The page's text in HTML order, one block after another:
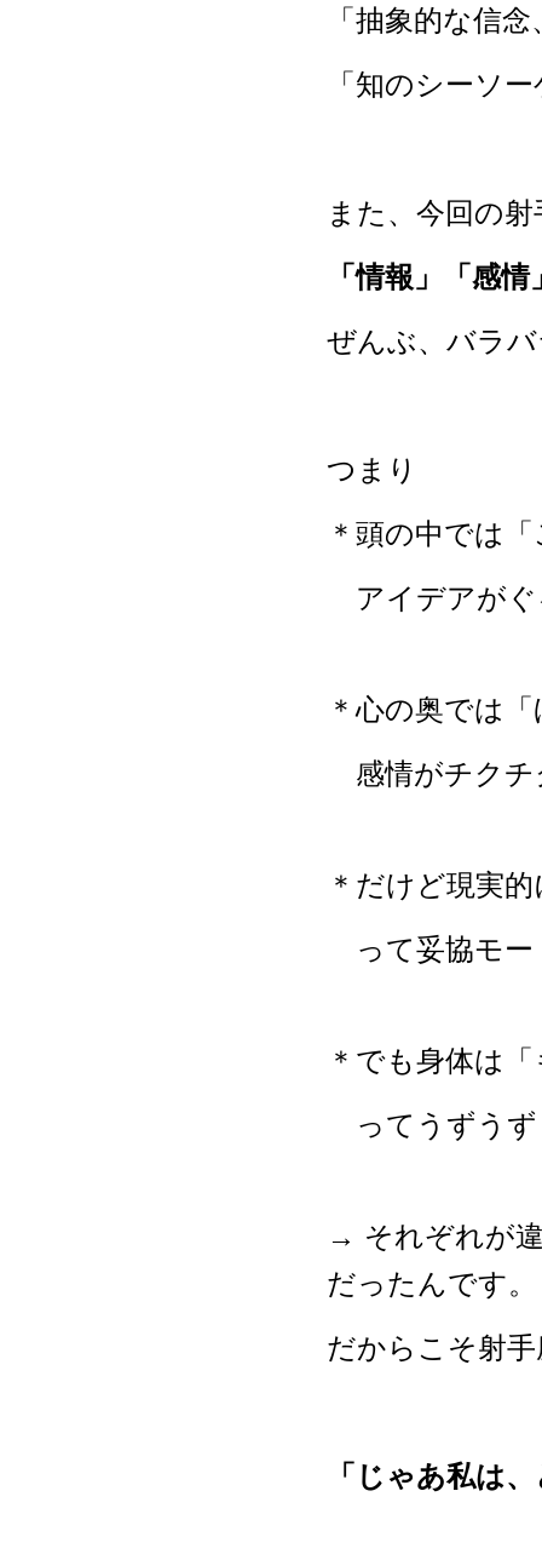
「抽象的な信
「知のシーソ
また、今回の
「情報」「感
ぜんぶ、バラ
つまり
＊頭の中では
アイデアがぐ
＊心の奥では
感情がチクチ
＊だけど現実
って妥協モー
＊でも身体は
ってうずうず
→ それぞれが
だったんです。
だからこそ射
「じゃあ私は